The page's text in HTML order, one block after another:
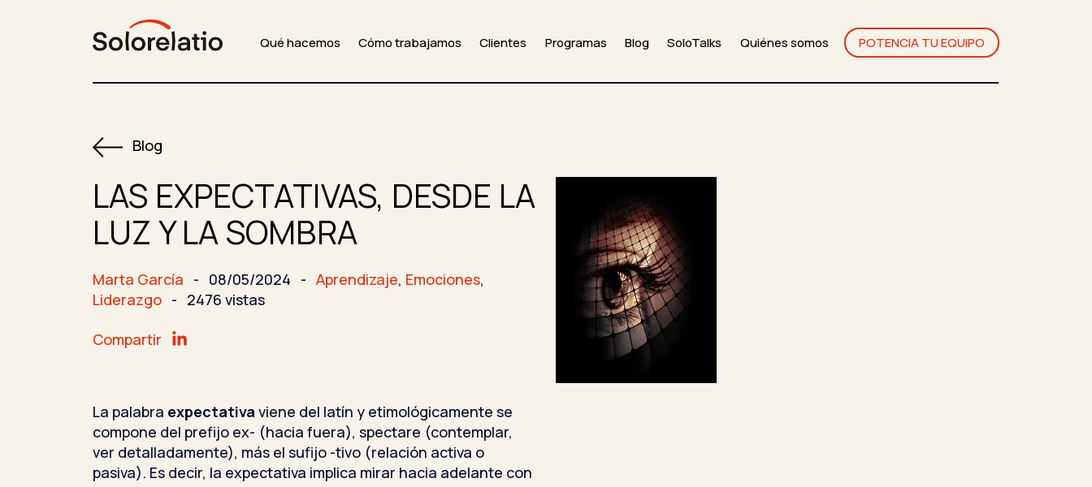
Qué hacemos Cómo trabajamos Clientes Programas Blog SoloTalks Quiénes somos POTENCIA TU EQUIPO
Blog
LAS EXPECTATIVAS, DESDE LA
LUZ Y LA SOMBRA
Marta García - 08/05/2024 - Aprendizaje, Emociones,
Liderazgo - 2476 vistas
Compartir
La palabra expectativa viene del latín y etimológicamente se
compone del prefijo ex- (hacia fuera), spectare (contemplar,
ver detalladamente), más el sufijo -tivo (relación activa o
pasiva). Es decir, la expectativa implica mirar hacia adelante con